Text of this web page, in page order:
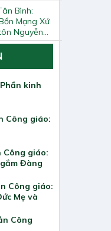
Bình:
Mạng Xứ
Nguyễn
Bế Giảng
Lý
kinh
Công giáo:
Công giáo:
Đàng
Công giáo:
Mẹ và
Công